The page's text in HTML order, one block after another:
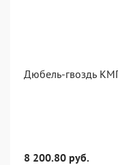
Дюбель-гвоздь
8 200.80 руб.